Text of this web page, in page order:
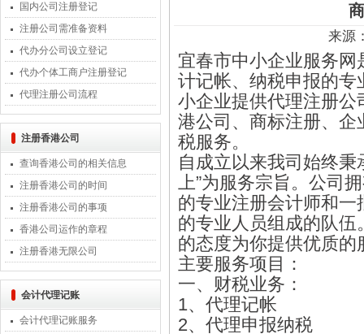
国内公司注册登记
注册公司需准备资料
代办分公司设立登记
代办个体工商户注册登记
代理注册公司流程
注册香港公司
查询香港公司的相关信息
注册香港公司的时间
注册香港公司的事项
香港公司运作的章程
注册香港无限公司
会计代理记账
会计代理记账服务
来源
宜春市中小企业服务
计记帐、纳税申报的
小企业提供代理注册
港公司、商标注册、
税服务。
自成立以来我司始终秉
上”为服务宗旨。公司
的专业注册会计师和
的专业人员组成的队
的态度为你提供优质的
主要服务项目：
一、财税业务：
1、代理记帐
2、代理申报纳税